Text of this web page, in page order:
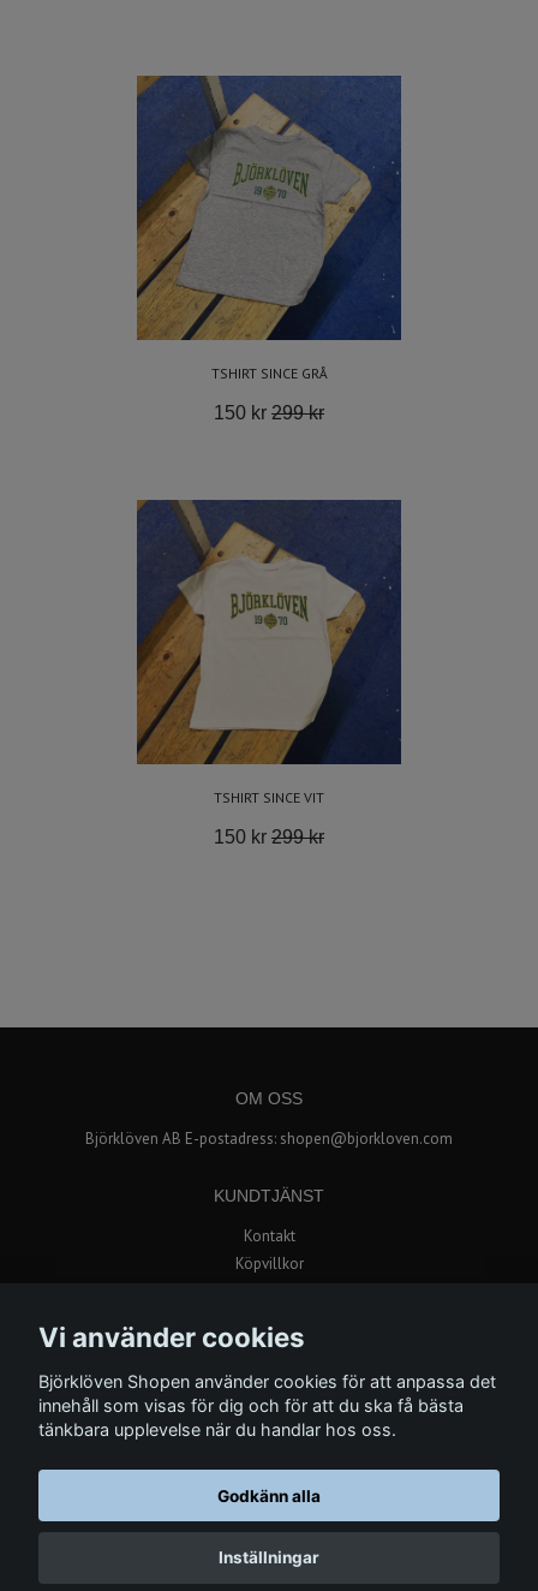
TSHIRT SINCE GRÅ
150 kr 299 kr
TSHIRT SINCE VIT
150 kr 299 kr
OM OSS
Björklöven AB E-postadress: shopen@bjorkloven.com
KUNDTJÄNST
Kontakt
Köpvillkor
Vi använder cookies
Björklöven Shopen använder cookies för att anpassa det
innehåll som visas för dig och för att du ska få bästa
tänkbara upplevelse när du handlar hos oss.
Godkänn alla
Inställningar